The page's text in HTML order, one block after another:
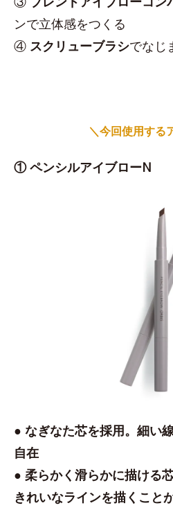
ンで立体感をつくる
④ スクリューブラシでなじ
＼今回使用する
① ペンシルアイブローN
● なぎなた芯を採用。細い
自在
● 柔らかく滑らかに描ける
きれいなラインを描くこと